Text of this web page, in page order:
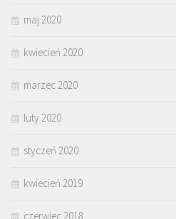
maj 2020
kwiecień 2020
marzec 2020
luty 2020
styczeń 2020
kwiecień 2019
czerwiec 2018